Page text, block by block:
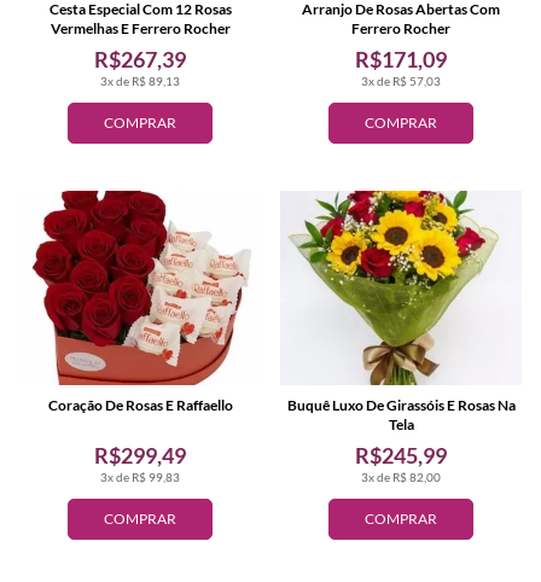
COMPRAR
3x de R$ 89,13
R$267,39
Cesta Especial Com 12 Rosas
Vermelhas E Ferrero Rocher
COMPRAR
3x de R$ 57,03
R$171,09
Arranjo De Rosas Abertas Com
Ferrero Rocher
COMPRAR
3x de R$ 99,83
R$299,49
Coração De Rosas E Raffaello
COMPRAR
3x de R$ 82,00
R$245,99
Buquê Luxo De Girassóis E Rosas Na
Tela